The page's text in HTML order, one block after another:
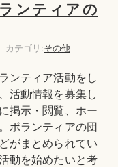
ンティアの
カテゴリ:その他
ンティア活動をし
活動情報を募集し
掲示・閲覧、ホー
ボランティアの団
がまとめられてい
動を始めたいと考